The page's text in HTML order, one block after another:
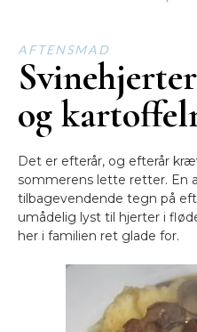
AFTENSMAD
og
Det er efterår, og efterår
sommerens lette retter. En
tilbagevendende tegn på
umådelig lyst til hjerter i
her i familien ret glade for.